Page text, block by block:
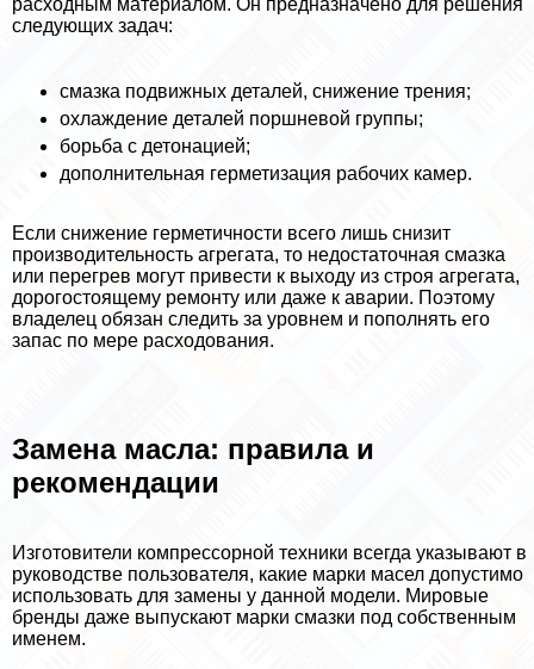
расходным материалом. Он предназначено для решения
следующих задач:
смазка подвижных деталей, снижение трения;
охлаждение деталей поршневой группы;
борьба с детонацией;
дополнительная герметизация рабочих камер.
Если снижение герметичности всего лишь снизит
производительность агрегата, то недостаточная смазка
или перегрев могут привести к выходу из строя агрегата,
дорогостоящему ремонту или даже к аварии. Поэтому
владелец обязан следить за уровнем и пополнять его
запас по мере расходования.
Замена масла: правила и
рекомендации
Изготовители компрессорной техники всегда указывают в
руководстве пользователя, какие марки масел допустимо
использовать для замены у данной модели. Мировые
бренды даже выпускают марки смазки под собственным
именем.